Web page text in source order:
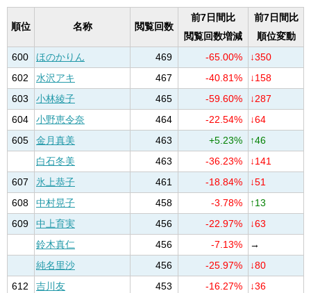
順位 名称 閲覧回数
前7日間比
閲覧回数増減
前7日間比
順位変動
600
ほのかりん 469 -65.00%
↓350
602
水沢アキ 467 -40.81%
↓158
603
小林綾子 465 -59.60%
↓287
604
小野恵令奈 464 -22.54%
↓64
605
金月真美 463 +5.23%
↑46
白石冬美
463 -36.23%
↓141
607
氷上恭子 461 -18.84%
↓51
608
中村晃子 458 -3.78%
↑13
609
中上育実 456 -22.97%
↓63
鈴木真仁
456 -7.13%
→
純名里沙
456 -25.97%
↓80
612
吉川友 453 -16.27%
↓36